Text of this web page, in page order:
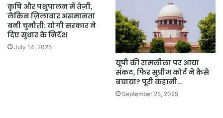
कृषि और पशुपालन में तेज़ी,
लेकिन ज़िलावार असमानता
बनी चुनौती: योगी सरकार ने
दिए सुधार के निर्देश
July 14, 2025
यूपी की रामलीला पर आया
संकट, फिर सुप्रीम कोर्ट ने कैसे
बचाया? पूरी कहानी…
September 25, 2025